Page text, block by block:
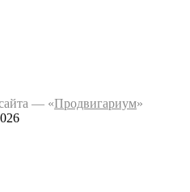
— «Продвигариум»